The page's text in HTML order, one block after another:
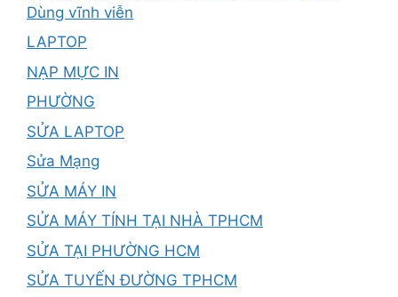
Dùng vĩnh viễn
LAPTOP
NẠP MỰC IN
PHƯỜNG
SỬA LAPTOP
Sửa Mạng
SỬA MÁY IN
SỬA MÁY TÍNH TẠI NHÀ TPHCM
SỬA TẠI PHƯỜNG HCM
SỬA TUYẾN ĐƯỜNG TPHCM